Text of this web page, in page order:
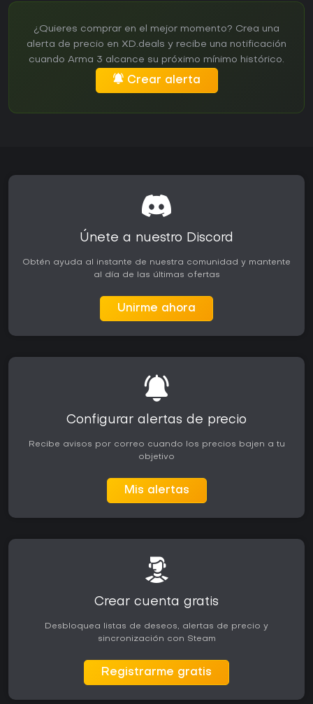
¿Quieres comprar en el mejor momento? Crea una
alerta de precio en XD.deals y recibe una notificación
cuando Arma 3 alcance su próximo mínimo histórico.
Crear alerta
Únete a nuestro Discord
Obtén ayuda al instante de nuestra comunidad y mantente
al día de las últimas ofertas
Unirme ahora
Configurar alertas de precio
Recibe avisos por correo cuando los precios bajen a tu
objetivo
Mis alertas
Crear cuenta gratis
Desbloquea listas de deseos, alertas de precio y
sincronización con Steam
Registrarme gratis